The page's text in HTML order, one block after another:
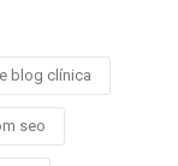
blog clínica
seo